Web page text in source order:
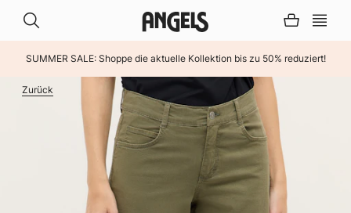
SUMMER SALE: Shoppe die aktuelle Kollektion bis zu 50% reduziert!
Zurück